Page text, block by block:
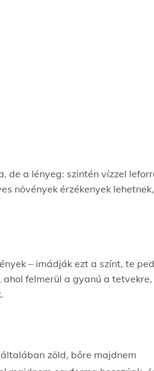
de a lényeg: szintén vízzel
növények érzékenyek lehetnek,
– imádják ezt a színt, te
felmerül a gyanú a tetvekre,
zöld, bőre majdnem